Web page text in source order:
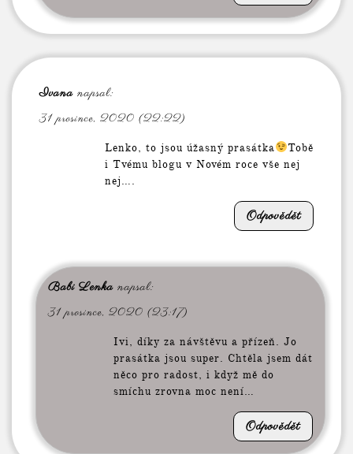
Ivana napsal:
31 prosince, 2020 (22:22)
Lenko, to jsou úžasný prasátka
Tobě
i Tvému blogu v Novém roce vše nej
nej….
Odpovědět
Babi Lenka napsal:
31 prosince, 2020 (23:17)
Ivi, díky za návštěvu a přízeň. Jo
prasátka jsou super. Chtěla jsem dát
něco pro radost, i když mě do
smíchu zrovna moc není…
Odpovědět